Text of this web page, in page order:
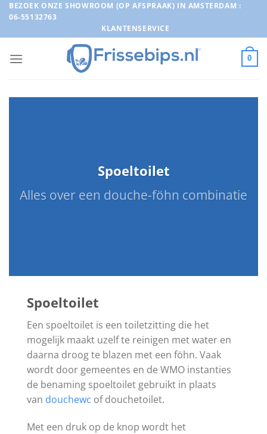
Ga
naar
inhoud
BEZOEK ONZE SHOWROOM (OP AFSPRAAK) IN AMSTERDAM :
06-55132763
KLANTENSERVICE
0
Spoeltoilet
Alles over een douche-föhn combinatie
Spoeltoilet
Een spoeltoilet is een toiletzitting die het
mogelijk maakt uzelf te reinigen met water en
daarna droog te blazen met een föhn. Vaak
wordt door gemeentes en de WMO instanties
de benaming spoeltoilet gebruikt in plaats
van douchewc of douchetoilet.
Met een druk op de knop wordt het